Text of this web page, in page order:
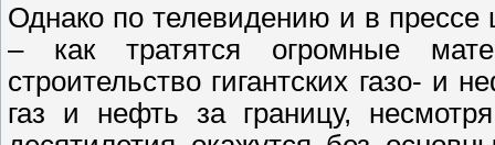
Однако по телевидению и в
– как тратятся огромные
строительство гигантских газо- и
газ и нефть за границу,